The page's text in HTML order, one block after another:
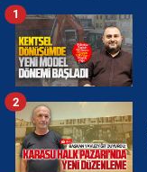
1
2